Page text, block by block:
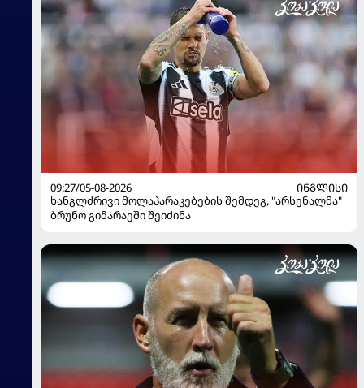
09:27/05-08-2026
ᲘᲜᲒᲚᲘᲡᲘ
ხანგლძრივი მოლაპარაკებების შემდეგ, "არსენალმა"
ბრუნო გიმარაეში შეიძინა